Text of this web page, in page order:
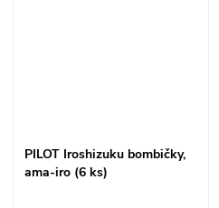
PILOT Iroshizuku bombičky,
ama-iro (6 ks)